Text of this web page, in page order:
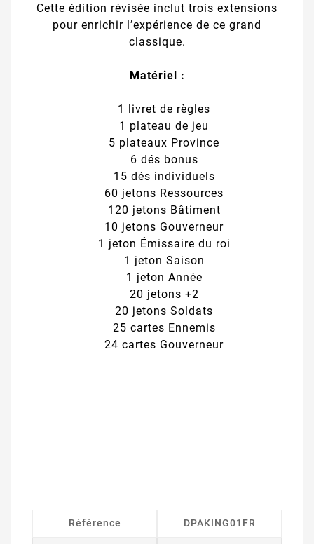
Cette édition révisée inclut trois extensions
pour enrichir l’expérience de ce grand
classique.
Matériel :
1 livret de règles
1 plateau de jeu
5 plateaux Province
6 dés bonus
15 dés individuels
60 jetons Ressources
120 jetons Bâtiment
10 jetons Gouverneur
1 jeton Émissaire du roi
1 jeton Saison
1 jeton Année
20 jetons +2
20 jetons Soldats
25 cartes Ennemis
24 cartes Gouverneur
Référence DPAKING01FR